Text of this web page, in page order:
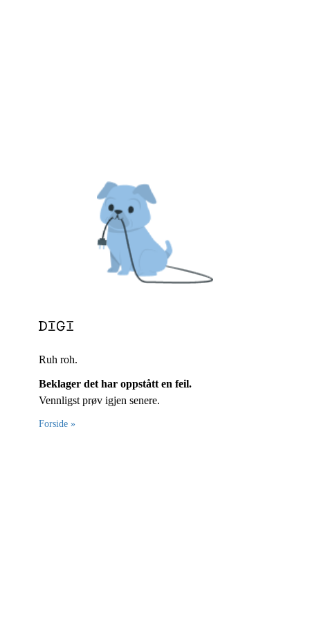
Ruh roh.
Beklager det har oppstått en feil.
Vennligst prøv igjen senere.
Forside »